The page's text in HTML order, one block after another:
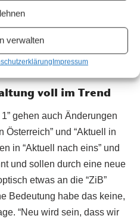
verwalten
Impressum
voll im Trend
gehen auch Änderungen
Österreich” und “Aktuell in
in “Aktuell nach eins” und
und sollen durch eine neue
etwas an die “ZiB”
Bedeutung habe das keine,
“Neu wird sein, dass wir